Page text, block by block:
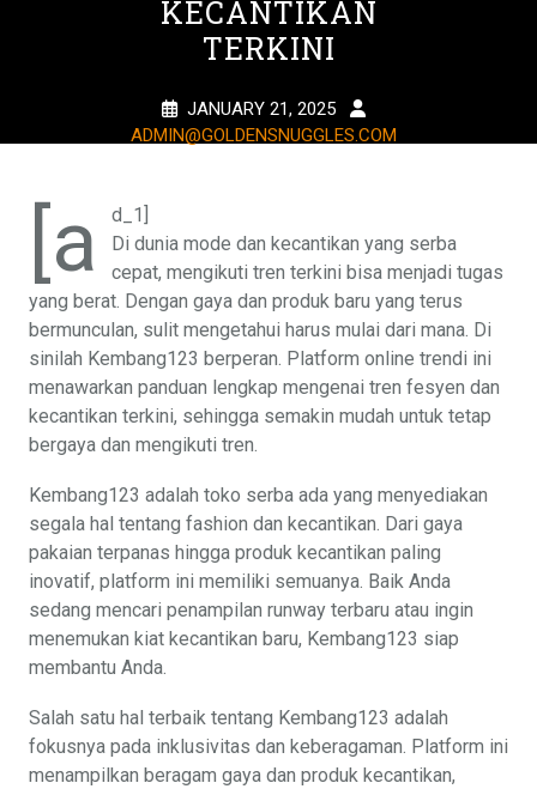
KECANTIKAN
TERKINI
JANUARY 21, 2025
ADMIN@GOLDENSNUGGLES.COM
[a
d_1]
Di dunia mode dan kecantikan yang serba
cepat, mengikuti tren terkini bisa menjadi tugas
yang berat. Dengan gaya dan produk baru yang terus
bermunculan, sulit mengetahui harus mulai dari mana. Di
sinilah Kembang123 berperan. Platform online trendi ini
menawarkan panduan lengkap mengenai tren fesyen dan
kecantikan terkini, sehingga semakin mudah untuk tetap
bergaya dan mengikuti tren.
Kembang123 adalah toko serba ada yang menyediakan
segala hal tentang fashion dan kecantikan. Dari gaya
pakaian terpanas hingga produk kecantikan paling
inovatif, platform ini memiliki semuanya. Baik Anda
sedang mencari penampilan runway terbaru atau ingin
menemukan kiat kecantikan baru, Kembang123 siap
membantu Anda.
Salah satu hal terbaik tentang Kembang123 adalah
fokusnya pada inklusivitas dan keberagaman. Platform ini
menampilkan beragam gaya dan produk kecantikan,